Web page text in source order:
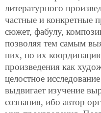
литературного
частные и конкретные
сюжет, фабулу,
позволяя тем самым
них, но их
произведения как
целостное
выдвигает изучение
сознания, ибо автор